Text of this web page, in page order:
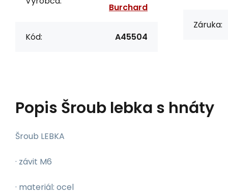
Burchard
Kód: A45504
Záruka:
Popis Šroub lebka s hnáty
Šroub LEBKA
· závit M6
· materiál: ocel